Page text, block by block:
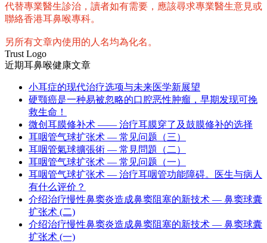
代替專業醫生診治，讀者如有需要，應該尋求專業醫生意見或
聯絡香港耳鼻喉專科。
另所有文章內使用的人名均為化名。
Trust Logo
近期耳鼻喉健康文章
小耳症的现代治疗选项与未来医学新展望
硬颚癌是一种易被忽略的口腔恶性肿瘤，早期发现可挽
救生命！
微创耳膜修补术 —— 治疗耳膜穿了及鼓膜修补的选择
耳咽管气球扩张术 — 常见问题（三）
耳咽管氣球擴張術 — 常見問題（二）
耳咽管气球扩张术 — 常见问题（一）
耳咽管气球扩张术 — 治疗耳咽管功能障碍。医生与病人
有什么评价？
介绍治疗慢性鼻窦炎造成鼻窦阻塞的新技术 — 鼻窦球囊
扩张术 (二)
介绍治疗慢性鼻窦炎造成鼻窦阻塞的新技术 — 鼻窦球囊
扩张术 (一)